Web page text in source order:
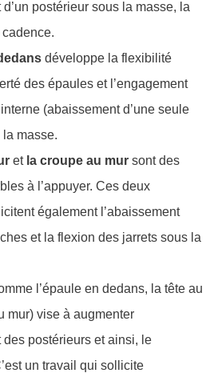
d’un postérieur sous la masse, la
développe la flexibilité
des épaules et l’engagement
(abaissement d’une seule
la masse.
et la croupe au mursont des
à l’appuyer. Ces deux
également l’abaissement
et la flexion des jarrets sous la
l’épaule en dedans, la tête au
mur) vise à augmenter
des postérieurs et ainsi, le
un travail qui sollicite